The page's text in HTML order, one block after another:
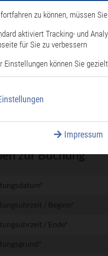
*
*
*
zur Buchung
*
/ Ende*
zu können, müssen
aktiviert Tracking- und
für Sie zu verbessern
Einstellungen können Sie
Impressum